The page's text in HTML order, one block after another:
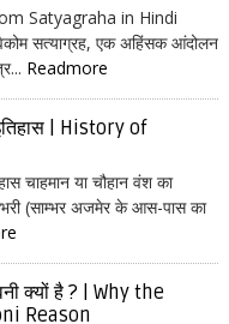
Satyagraha in Hindi
सत्याग्रह, एक अहिंसक आंदोलन
Readmore
| History of
चाहमान या चौहान वंश का
(साम्भर अजमेर के आस-पास का
क्यों है ? | Why the
Reason